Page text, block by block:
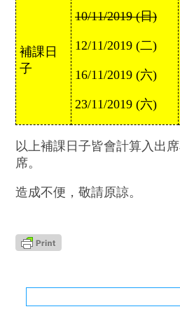
補課日
子
10/11/2019 (日)
12/11/2019 (二)
16/11/2019 (六)
23/11/2019 (六)
以上補課日子皆會計算入出
席。
造成不便，敬請原諒。